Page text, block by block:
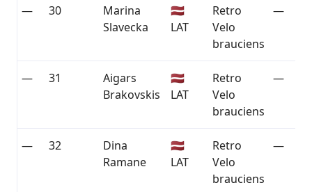
— 30
Marina
Slavecka
🇱🇻
LAT
Retro
Velo
brauciens
—
— 31
Aigars
Brakovskis
🇱🇻
LAT
Retro
Velo
brauciens
—
— 32
Dina
Ramane
🇱🇻
LAT
Retro
Velo
brauciens
—